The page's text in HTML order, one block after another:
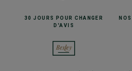
30 JOURS POURCHANGER
D'AVIS